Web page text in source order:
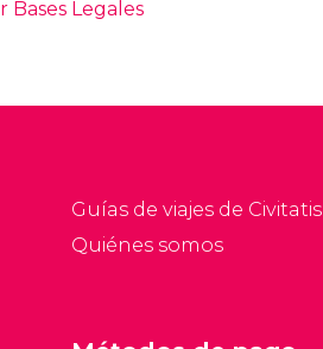
Guías de viajes de Civitatis
Quiénes somos